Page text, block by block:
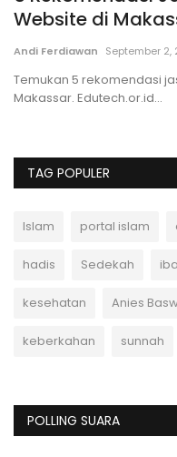
Website di
Andi Ferdiawan September 2,
Temukan 5 rekomendasi
Makassar. Edutech.or.id...
TAG POPULER
Islam portal islam
hadis Sedekah
kesehatan Anies
keberkahan sunnah
POLLING SUARA